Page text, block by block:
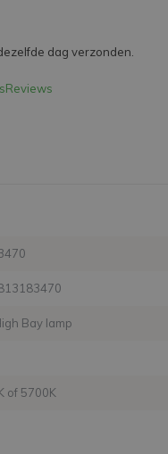
dag verzonden.
Reviews
Bay lamp
of 5700K